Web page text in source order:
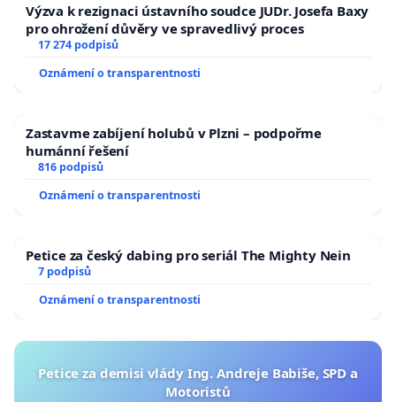
Výzva k rezignaci ústavního soudce JUDr. Josefa Baxy
pro ohrožení důvěry ve spravedlivý proces
17 274 podpisů
Oznámení o transparentnosti
Zastavme zabíjení holubů v Plzni – podpořme
humánní řešení
816 podpisů
Oznámení o transparentnosti
Petice za český dabing pro seriál The Mighty Nein
7 podpisů
Oznámení o transparentnosti
Petice za demisi vlády Ing. Andreje Babiše, SPD a
Motoristů